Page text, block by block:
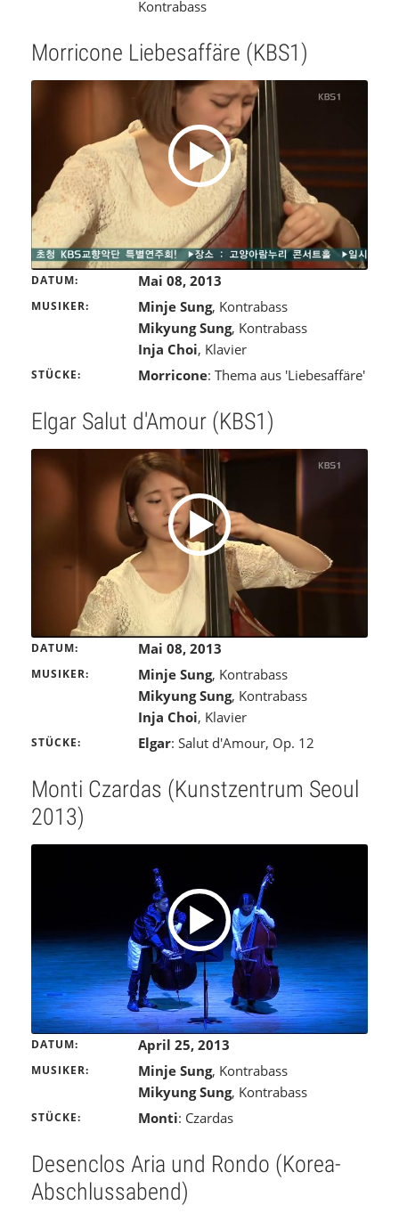
Kontrabass
Morricone Liebesaffäre (KBS1)
DATUM Mai 08, 2013
MUSIKER Minje Sung, Kontrabass
Mikyung Sung, Kontrabass
Inja Choi, Klavier
STÜCKE Morricone: Thema aus 'Liebesaffäre'
Elgar Salut d'Amour (KBS1)
DATUM Mai 08, 2013
MUSIKER Minje Sung, Kontrabass
Mikyung Sung, Kontrabass
Inja Choi, Klavier
STÜCKE Elgar: Salut d'Amour, Op. 12
Monti Czardas (Kunstzentrum Seoul
2013)
DATUM April 25, 2013
MUSIKER Minje Sung, Kontrabass
Mikyung Sung, Kontrabass
STÜCKE Monti: Czardas
Desenclos Aria und Rondo (Korea-
Abschlussabend)